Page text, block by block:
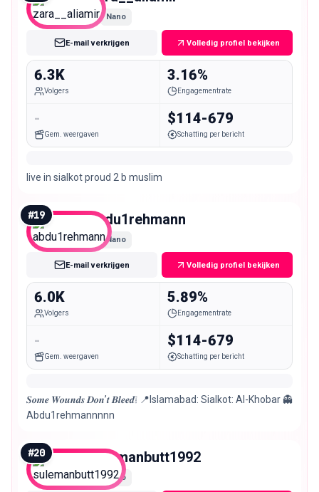
Nano
E-mail verkrijgen Volledig profiel bekijken
6.3K
Volgers
3.16%
Engagementrate
-
Gem. weergaven
$114-679
Schatting per bericht
live in sialkot proud 2 b muslim
#19 abdu1rehmann
Nano
E-mail verkrijgen Volledig profiel bekijken
6.0K
Volgers
5.89%
Engagementrate
-
Gem. weergaven
$114-679
Schatting per bericht
𝑺𝒐𝒎𝒆 𝑾𝒐𝒖𝒏𝒅𝒔 𝑫𝒐𝒏’𝒕 𝑩𝒍𝒆𝒆𝒅❕ 📍Islamabad: Sialkot: Al-Khobar 👻
Abdu1rehmannnnn
#20 sulemanbutt1992
Nano